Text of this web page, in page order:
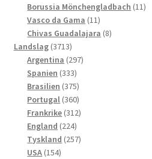
produkter
Borussia Mönchengladbach 1111
Vasco da Gama 1111
produkter
Chivas Guadalajara 88
Landslag 37133713
produkter
Argentina 297297
Spanien 333333
produkter
Brasilien 375375
produkter
Portugal 360360
produkter
Frankrike 312312
England 224224
produkter
Tyskland 257257
USA 154154